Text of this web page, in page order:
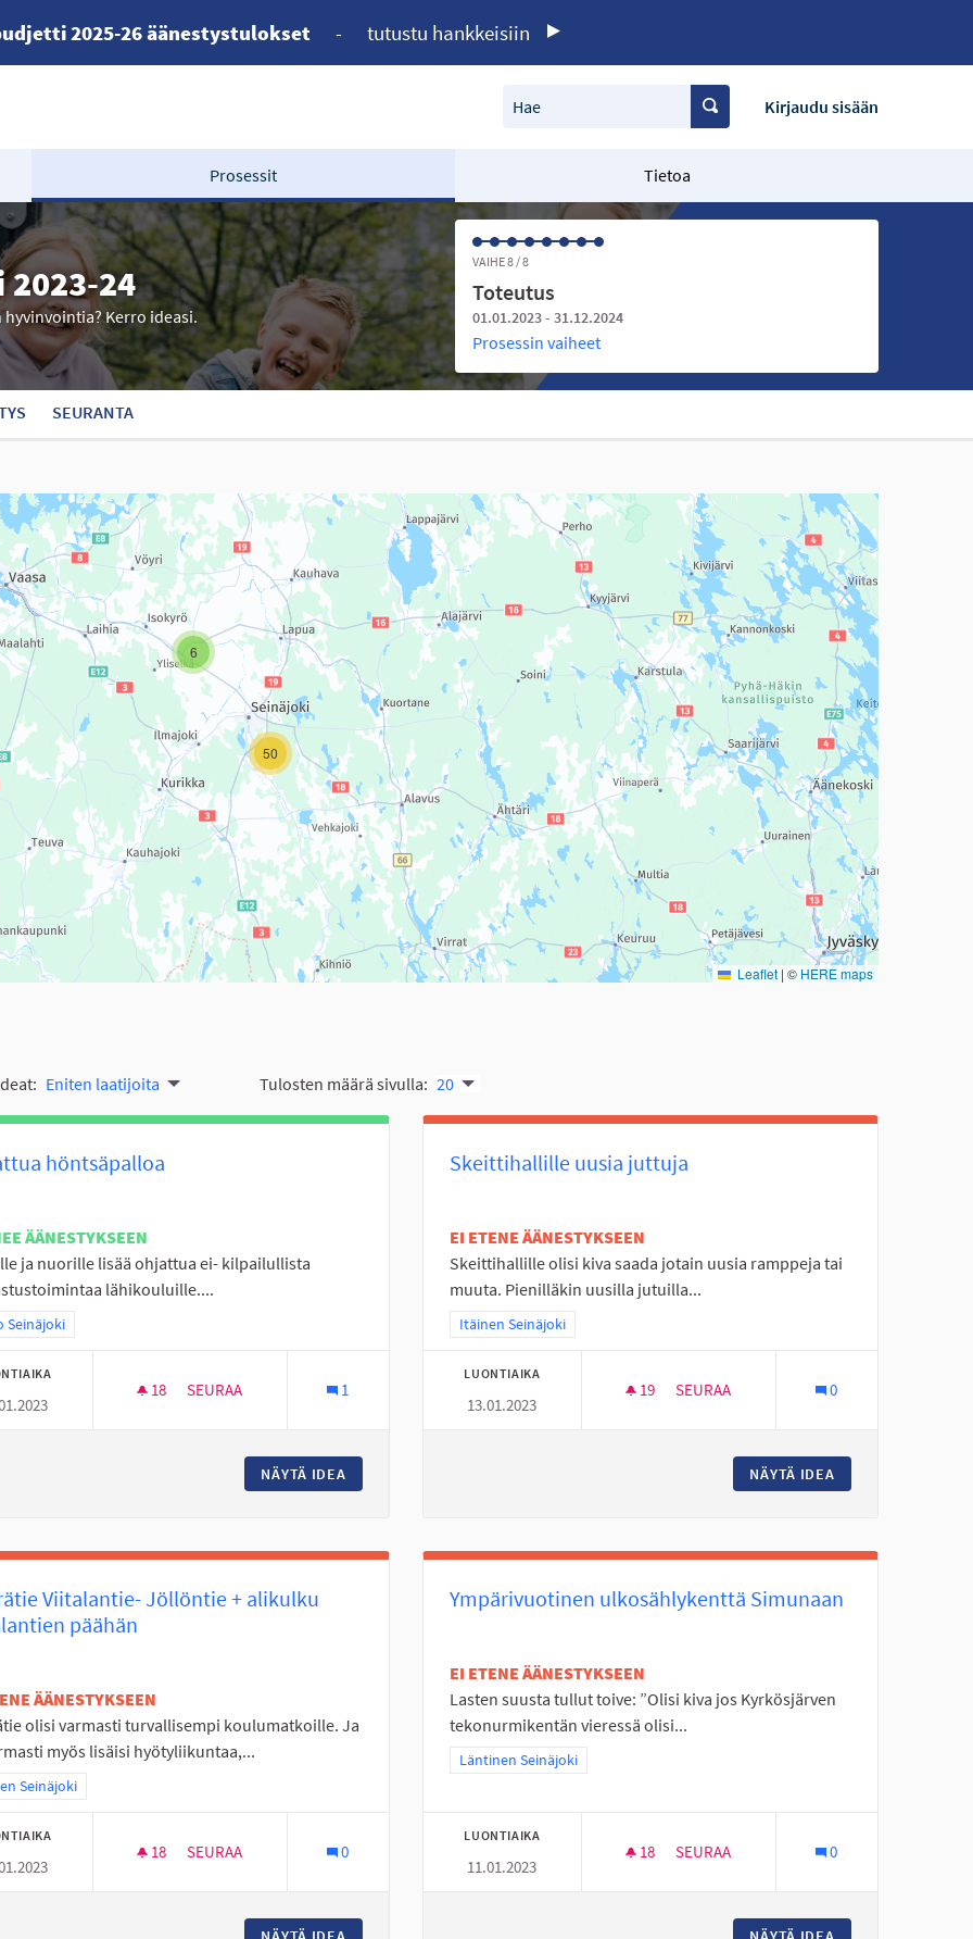
2025-26 äänestystulokset - tutustu hankkeisiin
Hae Kirjaudu sisään
Prosessit Tietoa
24
Kerro ideasi.
VAIHE 8 / 8
Toteutus
01.01.2023 - 31.12.2024
Prosessin vaiheet
SEURANTA
sivun tietueet karttapisteinä. Elementtiä voi käyttää ruudunlukijalla, mutta se voi olla vaikeaselkoinen.
6
50
Leaflet | © HERE maps
Eniten laatijoita Tulosten määrä sivulla: 20
höntsäpalloa
ÄÄNESTYKSEEN
ja nuorille lisää ohjattua ei- kilpailullista
lähikouluille....
tulokset teeman mukaan: Koko Seinäjoki
Seinäjoki
18 18 SEURAAJAA
SEURAA 1
NÄYTÄ IDEA
Skeittihallille uusia juttuja
EI ETENE ÄÄNESTYKSEEN
Skeittihallille olisi kiva saada jotain uusia ramppeja tai
muuta. Pienilläkin uusilla jutuilla...
Rajaa tulokset teeman mukaan: Itäinen Seinäjoki
Itäinen Seinäjoki
LUONTIAIKA
13.01.2023
19 19 SEURAAJAA
SEURAA 0
NÄYTÄ IDEA
Viitalantie- Jöllöntie + alikulku
päähän
ÄÄNESTYKSEEN
olisi varmasti turvallisempi koulumatkoille. Ja
myös lisäisi hyötyliikuntaa,...
tulokset teeman mukaan: Itäinen Seinäjoki
Seinäjoki
18 18 SEURAAJAA
SEURAA
PYÖRÄTIE VIITALANTIE- JÖLLÖNTIE + ALIKULKU VIITALANTIEN PÄÄHÄN
0
Ympärivuotinen ulkosählykenttä Simunaan
EI ETENE ÄÄNESTYKSEEN
Lasten suusta tullut toive: ”Olisi kiva jos Kyrkösjärven
tekonurmikentän vieressä olisi...
Rajaa tulokset teeman mukaan: Läntinen Seinäjoki
Läntinen Seinäjoki
LUONTIAIKA
11.01.2023
18 18 SEURAAJAA
SEURAA 0